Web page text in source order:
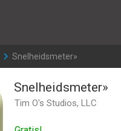
>
Snelheidsmeter»
Snelheidsmeter»
Tim O's Studios, LLC